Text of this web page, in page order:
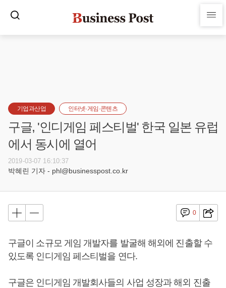
기업과산업 인터넷·게임·콘텐츠
구글, '인디게임 페스티벌' 한국 일본 유럽
에서 동시에 열어
2019-03-07 16:10:37
박혜린 기자 - phl@businesspost.co.kr
0
구글이 소규모 게임 개발자를 발굴해 해외에 진출할 수
있도록 인디게임 페스티벌을 연다.
구글은 인디게임 개발회사들의 사업 성장과 해외 진출